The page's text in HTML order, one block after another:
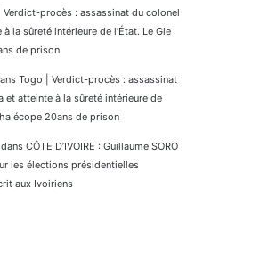
Verdict-procès : assassinat du colonel
la sûreté intérieure de l’État. Le Gle
de prison
Togo | Verdict-procès : assassinat
et atteinte à la sûreté intérieure de
écope 20ans de prison
dans CÔTE D’IVOIRE : Guillaume SORO
les élections présidentielles
aux Ivoiriens